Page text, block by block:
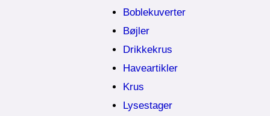
Boblekuverter
Bøjler
Drikkekrus
Haveartikler
Krus
Lysestager